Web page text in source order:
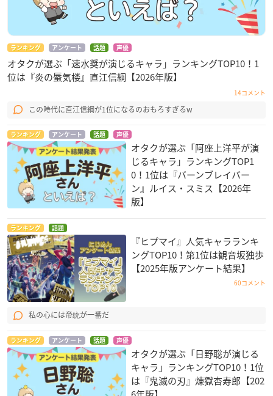
ランキング アンケート 話題 声優
オタクが選ぶ「速水奨が演じるキャラ」ランキングTOP10！1
位は『炎の蜃気楼』直江信綱【2026年版】
14コメント
この時代に直江信綱が1位になるのおもろすぎるw
ランキング アンケート 話題 声優
オタクが選ぶ「阿座上洋平が演
じるキャラ」ランキングTOP1
0！1位は『バーンブレイバー
ン』ルイス・スミス【2026年
版】
ランキング 話題
『ヒプマイ』人気キャラランキ
ングTOP10！第1位は観音坂独歩
【2025年版アンケート結果】
60コメント
私の心には帝统が一番だ
ランキング アンケート 話題 声優
オタクが選ぶ「日野聡が演じる
キャラ」ランキングTOP10！1位
は『鬼滅の刃』煉󠄁獄杏寿郎【202